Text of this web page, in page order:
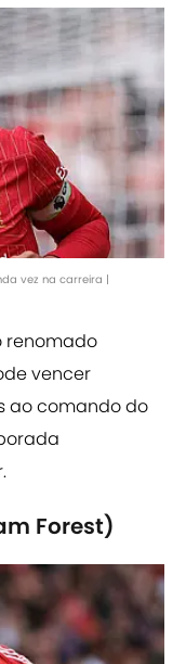
vez na carreira |
renomado
vencer
ao comando do
Forest)